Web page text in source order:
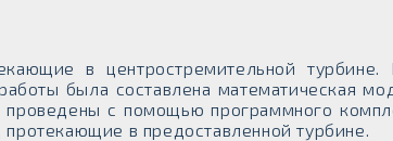
в центростремительной
была составлена математическая
с помощью программного
в предоставленной турбине.